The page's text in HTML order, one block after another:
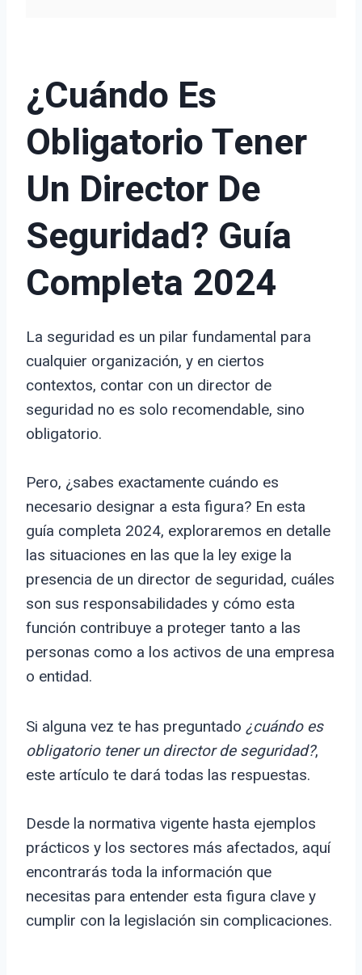
¿Cuándo Es
Obligatorio Tener
Un Director De
Seguridad? Guía
Completa 2024
La seguridad es un pilar fundamental para
cualquier organización, y en ciertos
contextos, contar con un director de
seguridad no es solo recomendable, sino
obligatorio.
Pero, ¿sabes exactamente cuándo es
necesario designar a esta figura? En esta
guía completa 2024, exploraremos en detalle
las situaciones en las que la ley exige la
presencia de un director de seguridad, cuáles
son sus responsabilidades y cómo esta
función contribuye a proteger tanto a las
personas como a los activos de una empresa
o entidad.
Si alguna vez te has preguntado ¿cuándo es
obligatorio tener un director de seguridad?,
este artículo te dará todas las respuestas.
Desde la normativa vigente hasta ejemplos
prácticos y los sectores más afectados, aquí
encontrarás toda la información que
necesitas para entender esta figura clave y
cumplir con la legislación sin complicaciones.